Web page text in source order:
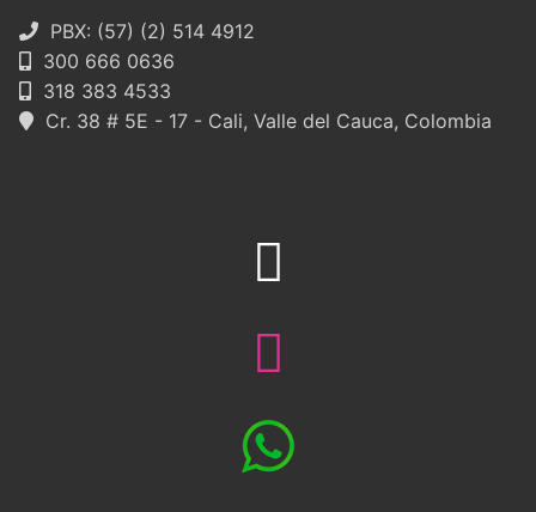
PBX: (57) (2) 514 4912
300 666 0636
318 383 4533
Cr. 38 # 5E - 17 - Cali, Valle del Cauca, Colombia